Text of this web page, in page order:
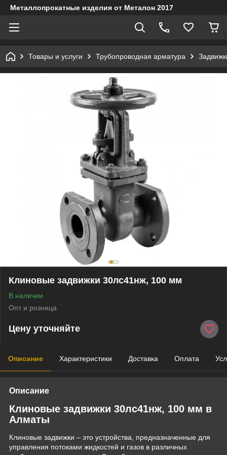
Металлопрокатные изделия от Металон 2017
Товары и услуги Трубопроводная арматура
Клиновые задвижки 30лс41нж, 100 мм
В наличии
Опт и розница
Цену уточняйте
Описание Характеристики Доставка Оплата
Описание
Клиновые задвижки 30лс41нж, 100 мм в
Алматы
Клиновые задвижки – это устройства, предназначенные для
управления потоками жидкостей и газов в различных